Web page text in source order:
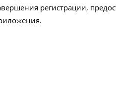
регистрации,